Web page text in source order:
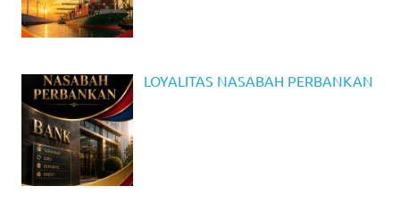
LOYALITAS NASABAH PERBANKAN